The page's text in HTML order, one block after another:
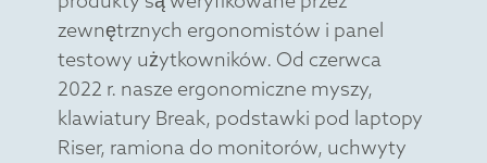
zewnętrznych ergonomistów i panel
testowy użytkowników. Od czerwca
2022 r. nasze ergonomiczne myszy,
klawiatury Break, podstawki pod laptopy
Riser, ramiona do monitorów, uchwyty